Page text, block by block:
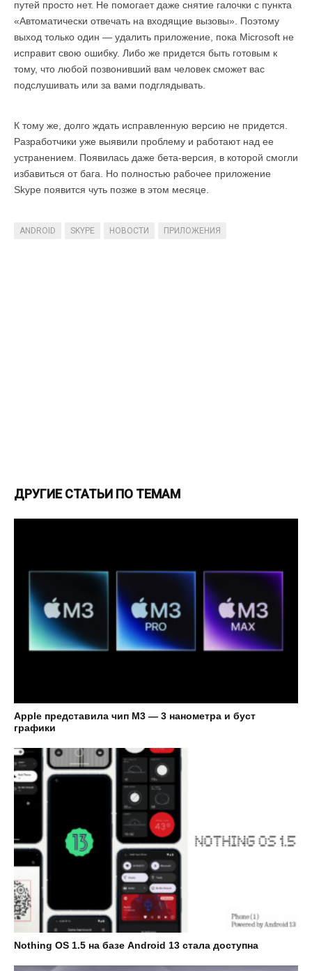
путей просто нет. Не помогает даже снятие галочки с пункта
«Автоматически отвечать на входящие вызовы». Поэтому
выход только один — удалить приложение, пока Microsoft не
исправит свою ошибку. Либо же придется быть готовым к
тому, что любой позвонивший вам человек сможет вас
подслушивать или за вами подглядывать.
К тому же, долго ждать исправленную версию не придется.
Разработчики уже выявили проблему и работают над ее
устранением. Появилась даже бета-версия, в которой смогли
избавиться от бага. Но полностью рабочее приложение
Skype появится чуть позже в этом месяце.
ANDROID SKYPE НОВОСТИ ПРИЛОЖЕНИЯ
ДРУГИЕ СТАТЬИ ПО ТЕМАМ
Apple представила чип M3 — 3 нанометра и буст
графики
Nothing OS 1.5 на базе Android 13 стала доступна